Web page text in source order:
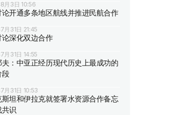
月3日 10:56
论开通多条地区航线并推进民航合作
月31日 21:45
论深化双边合作
月31日 14:55
：中亚正经历现代历史上最成功的
段
月31日 10:53
斯坦和伊拉克就签署水资源合作备忘
识